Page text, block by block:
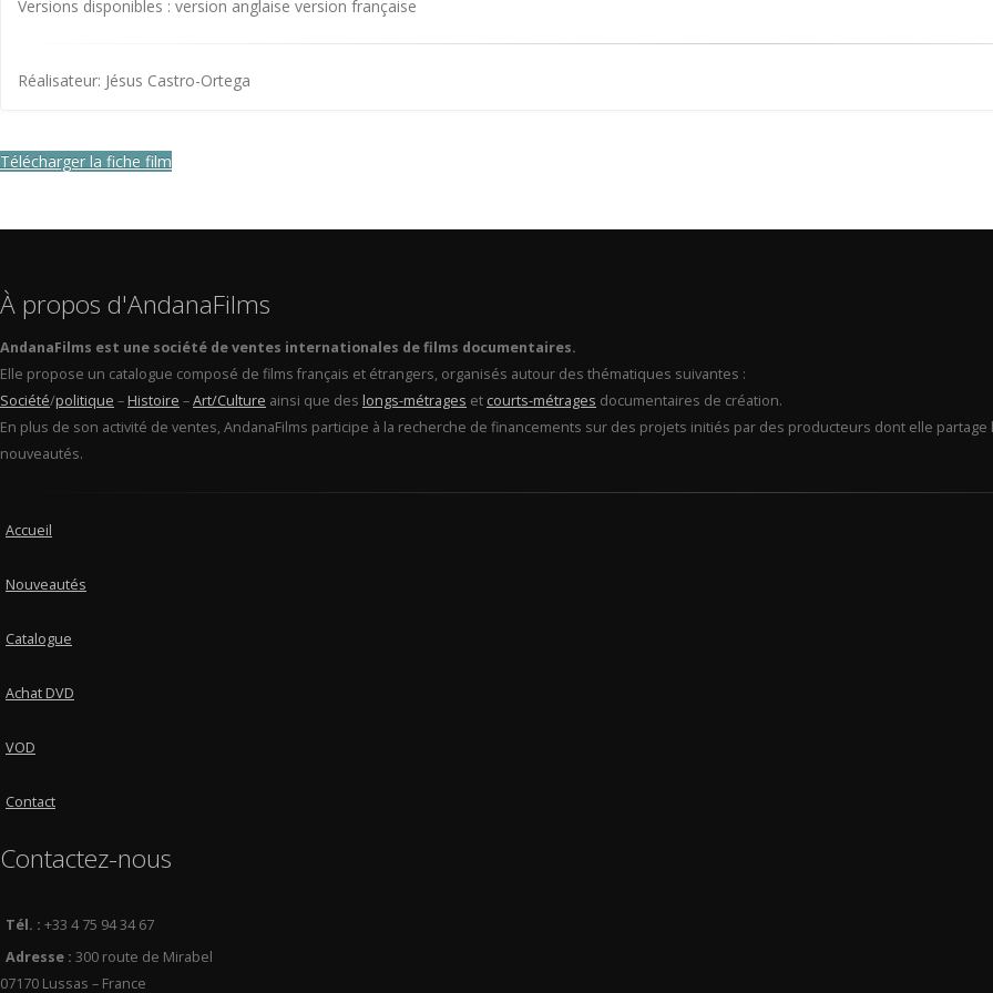
Versions disponibles : version anglaise version française
Réalisateur: Jésus Castro-Ortega
Télécharger la fiche film
À propos d'AndanaFilms
AndanaFilms est une société de ventes internationales de films documentaires.
Elle propose un catalogue composé de films français et étrangers, organisés autour des thématiques suivantes :
Société/politique – Histoire –Art/Culture ainsi que des longs-métrages et courts-métrages documentaires de création.
En plus de son activité de ventes, AndanaFilms participe à la recherche de financements sur des projets initiés par des producteurs dont elle partage
nouveautés.
Accueil
Nouveautés
Catalogue
Achat DVD
VOD
Contact
Contactez-nous
Tél. : +33 4 75 94 34 67
Adresse : 300 route de Mirabel
07170 Lussas – France